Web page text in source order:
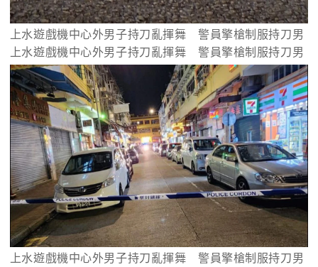
上水遊戲機中心外男子持刀亂揮舞　警員擎槍制服持刀男
上水遊戲機中心外男子持刀亂揮舞　警員擎槍制服持刀男
上水遊戲機中心外男子持刀亂揮舞　警員擎槍制服持刀男